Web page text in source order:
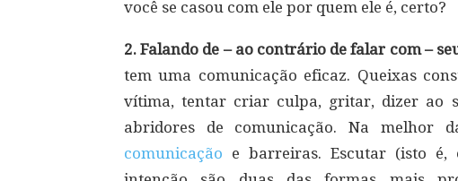
você se casou com ele por quem ele é, certo?
2. Falando de – ao contrário de falar com –
tem uma comunicação eficaz. Queixas
vítima, tentar criar culpa, gritar, dizer ao
abridores de comunicação. Na melhor
comunicação e barreiras. Escutar (isto